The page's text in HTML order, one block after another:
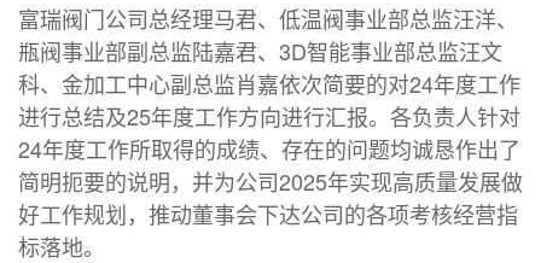
富瑞阀门公司总经理马君、低温阀事业部总监汪洋、
瓶阀事业部副总监陆嘉君、3D智能事业部总监汪文
科、金加工中心副总监肖嘉依次简要的对24年度工作
进行总结及25年度工作方向进行汇报。各负责人针对
24年度工作所取得的成绩、存在的问题均诚恳作出了
简明扼要的说明，并为公司2025年实现高质量发展做
好工作规划，推动董事会下达公司的各项考核经营指
标落地。